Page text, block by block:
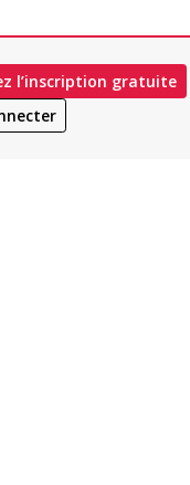
l’inscription gratuite